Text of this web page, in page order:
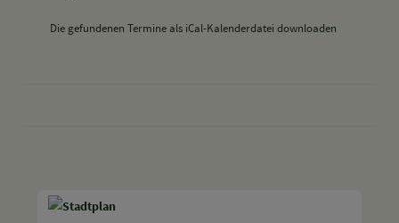
Die gefundenen Termine als iCal-Kalenderdatei downloaden